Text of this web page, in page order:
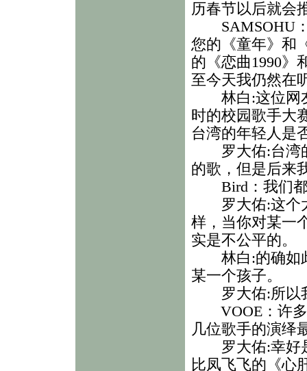
历春节以后就会
SAMSOHU：
您的《童年》和
的《恋曲1990》
至今天我仍然在
林白:这位网友
时的校园歌手大
台湾的年轻人是
罗大佑:台湾的
的歌，但是后来
Bird：我们都
罗大佑:这个太
样，当你对某一
实是不公平的。
林白:的确如此
某一个孩子。
罗大佑:所以
VOOE：许多
几位歌手的演绎
罗大佑:幸好是
比凤飞飞的《心